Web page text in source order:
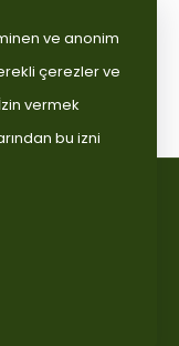
ve anonim
çerezler ve
vermek
bu izni